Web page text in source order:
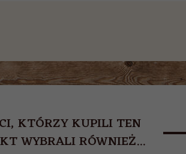
KTÓRZY KUPILI TEN
WYBRALI RÓWNIEŻ...